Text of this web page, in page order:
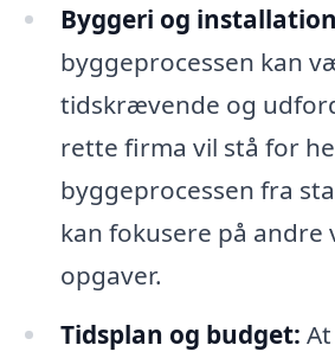
Byggeri og
byggeprocessen kan
tidskrævende og
rette firma vil stå for
byggeprocessen fra
kan fokusere på andre
opgaver.
Tidsplan og budget: